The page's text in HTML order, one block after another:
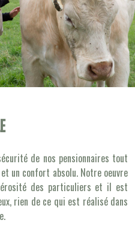
de nos pensionnaires tout
un confort absolu. Notre oeuvre
des particuliers et il est
rien de ce qui est réalisé dans